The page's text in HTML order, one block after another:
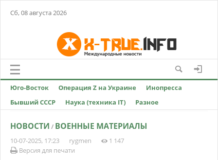
Сб, 08 августа 2026
Юго-Восток Операция Z на Украине
Инопресса
Бывший СССР
Наука (техника IT) Разное
НОВОСТИ / ВОЕННЫЕ МАТЕРИАЛЫ
10-07-2025, 17:23 rygmen
1 147
Версия для печати